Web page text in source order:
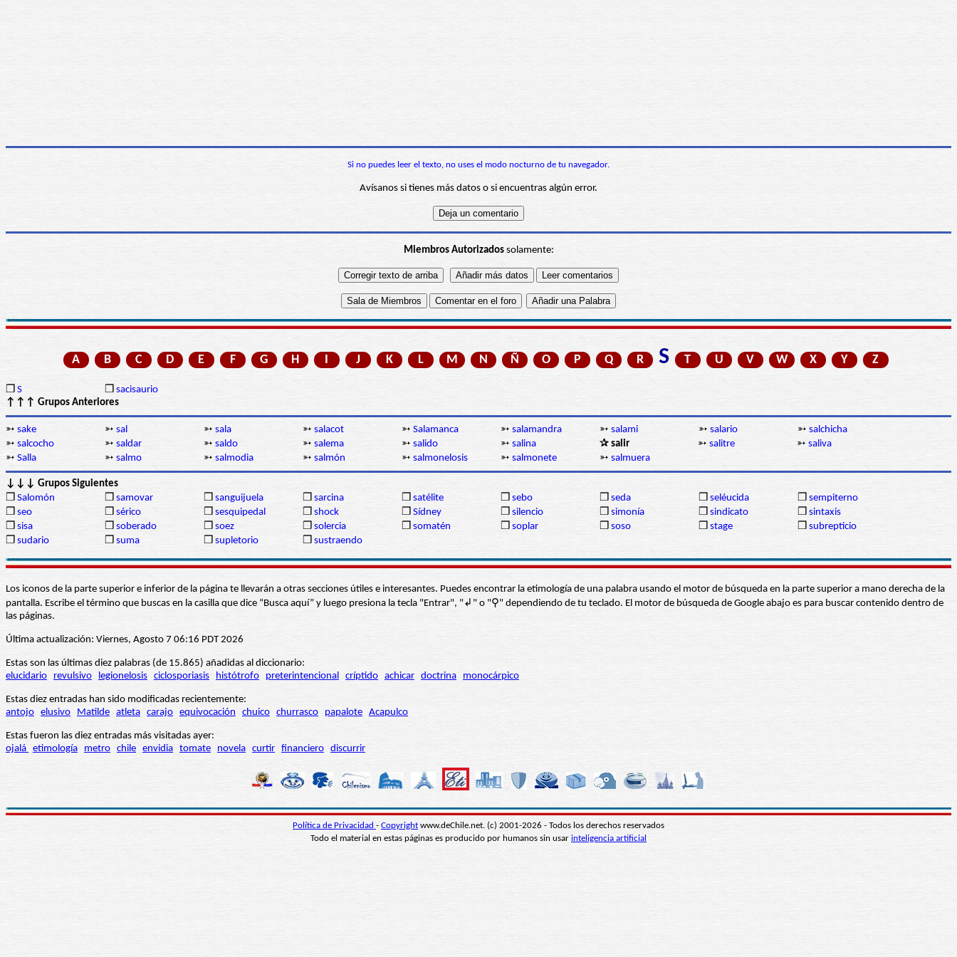
Si no puedes leer el texto, no uses el modo nocturno de tu navegador.
Avísanos si tienes más datos o si encuentras algún error.
Miembros Autorizadossolamente:
A B C D E F G H I J K L M N Ñ O P Q R S T U V W X Y Z
❒ S ❒ sacisaurio
↑↑↑ Grupos Anteriores
➳ sake ➳ sal ➳ sala ➳ salacot ➳ Salamanca ➳ salamandra ➳ salami ➳ salario ➳ salchicha
➳ salcocho ➳ saldar ➳ saldo ➳ salema ➳ salido ➳ salina ✰ salir ➳ salitre ➳ saliva
➳ Salla ➳ salmo ➳ salmodia ➳ salmón ➳ salmonelosis ➳ salmonete ➳ salmuera
↓↓↓ Grupos Siguientes
❒ Salomón ❒ samovar ❒ sanguijuela ❒ sarcina ❒ satélite ❒ sebo ❒ seda ❒ seléucida ❒ sempiterno
❒ seo ❒ sérico ❒ sesquipedal ❒ shock ❒ Sídney ❒ silencio ❒ simonía ❒ sindicato ❒ sintaxis
❒ sisa ❒ soberado ❒ soez ❒ solercia ❒ somatén ❒ soplar ❒ soso ❒ stage ❒ subrepticio
❒ sudario ❒ suma ❒ supletorio ❒ sustraendo
Los iconos de la parte superior e inferior de la página te llevarán a otras secciones útiles e interesantes. Puedes encontrar la etimología de una palabra usando el motor de búsqueda en la parte superior a mano derecha de la
pantalla. Escribe el término que buscas en la casilla que dice “Busca aquí” y luego presiona la tecla "Entrar", "↲" o "⚲" dependiendo de tu teclado. El motor de búsqueda de Google abajo es para buscar contenido dentro de
las páginas.
Última actualización: Viernes, Agosto 7 06:16 PDT 2026
Estas son las últimas diez palabras (de 15.865) añadidas al diccionario:
elucidario
revulsivo legionelosis ciclosporiasis histótrofo preterintencional críptido achicar doctrina monocárpico
Estas diez entradas han sido modificadas recientemente:
antojo elusivo Matilde atleta carajo equivocación chuico churrasco papalote Acapulco
Estas fueron las diez entradas más visitadas ayer:
ojalá etimología metro chile envidia tomate novela curtir financiero discurrir
Política de Privacidad - Copyright www.deChile.net. (c) 2001-2026 - Todos los derechos reservados
Todo el material en estas páginas es producido por humanos sin usar inteligencia artificial